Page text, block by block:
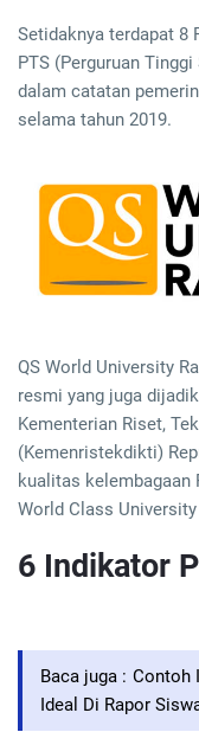
Setidaknya terdapat 8
PTS (Perguruan
dalam catatan
selama tahun 2019.
QS World University
resmi yang juga
Kementerian Riset,
(Kemenristekdikti)
kualitas kelembagaan
World Class
6 Indikator
Baca juga : Contoh
Ideal Di Rapor